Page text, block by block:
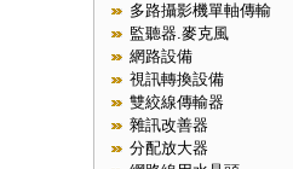
多路攝影機單軸傳輸
監聽器.麥克風
網路設備
視訊轉換設備
雙絞線傳輸器
雜訊改善器
分配放大器